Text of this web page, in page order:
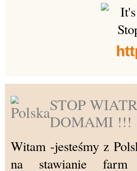
STOP
DOMAMI !!!
Witam -jesteśmy z
na stawianie farm